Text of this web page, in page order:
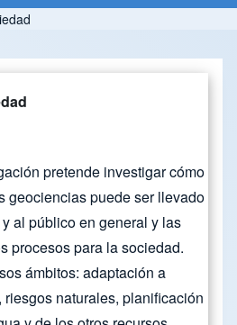
pretende investigar cómo
geociencias puede ser llevado
al público en general y las
procesos para la sociedad.
ámbitos: adaptación a
naturales, planificación